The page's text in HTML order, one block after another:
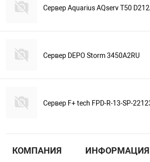
Сервер Aquarius AQserv T50
Сервер DEPO Storm 3450A2RU
Сервер F+ tech FPD-R-13-SP-
КОМПАНИЯ ИНФОРМАЦИЯ